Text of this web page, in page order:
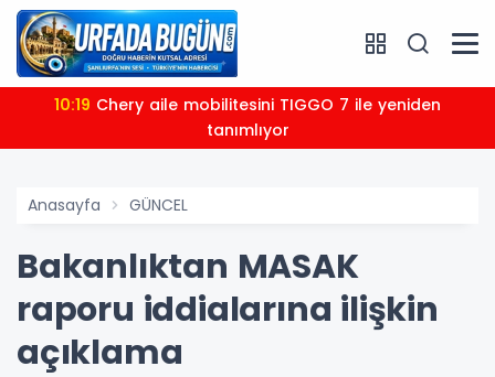
10:19
tanımlıyor
Anasayfa GÜNCEL
Bakanlıktan MASAK
raporu iddialarına ilişkin
açıklama